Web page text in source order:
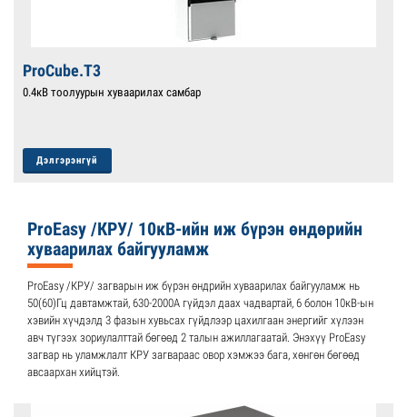
ProCube.T3
0.4кВ тоолуурын хуваарилах самбар
Дэлгэрэнгүй
ProEasy /КРУ/ 10кВ-ийн иж бүрэн өндөрийн
хуваарилах байгууламж
ProEasy /КРУ/ загварын иж бүрэн өндрийн хуваарилах байгууламж нь
50(60)Гц давтамжтай, 630-2000А гүйдэл даах чадвартай, 6 болон 10кВ-ын
хэвийн хүчдэлд 3 фазын хувьсах гүйдлээр цахилгаан энергийг хүлээн
авч түгээх зориулалттай бөгөөд 2 талын ажиллагаатай. Энэхүү ProEasy
загвар нь уламжлалт КРУ загвараас овор хэмжээ бага, хөнгөн бөгөөд
авсаархан хийцтэй.